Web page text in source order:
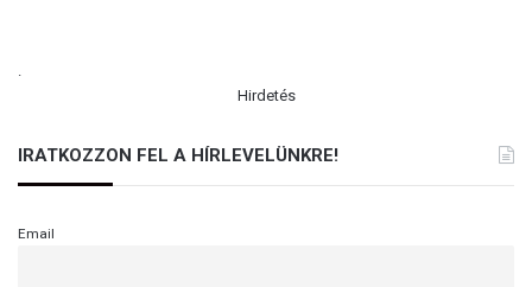
.
Hirdetés
IRATKOZZON FEL A HÍRLEVELÜNKRE!
Email